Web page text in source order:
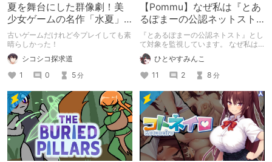
夏を舞台にした群像劇！美
少女ゲームの名作「水夏」
を今こそ！
古いゲームだけれど今プレイしても素
晴らしかった！
シコシコ探求道
1
0 5分
【Pommu】なぜ私は『とあ
るぽまーの公認ネットスト
ーカー』になったのか【出
会い編】
『とあるぽまーの公認ネトスト』とし
て対象を監視しています。 なぜ私は
このような行動をとるに至ったのか。
これまでのあゆみを振り返ります。
ひとやすみんこ
11
2 8 分